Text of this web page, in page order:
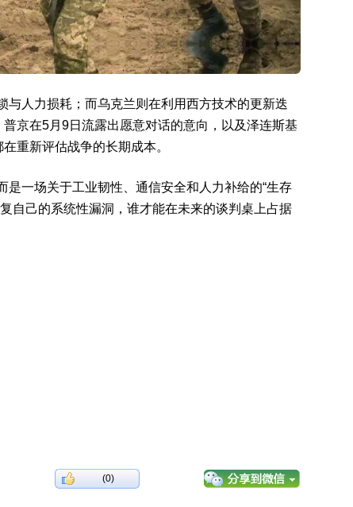
与人力损耗；而乌克兰则在利用西方技术的更新迭
京在5月9日流露出愿意对话的意向，以及泽连斯基
重新评估战争的长期成本。
一场关于工业韧性、通信安全和人力补给的“生存
自己的系统性漏洞，谁才能在未来的谈判桌上占据
(0)